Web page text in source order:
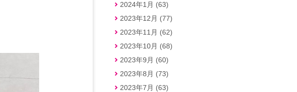
2024年1月 (63)
2023年12月 (77)
2023年11月 (62)
2023年10月 (68)
2023年9月 (60)
2023年8月 (73)
2023年7月 (63)